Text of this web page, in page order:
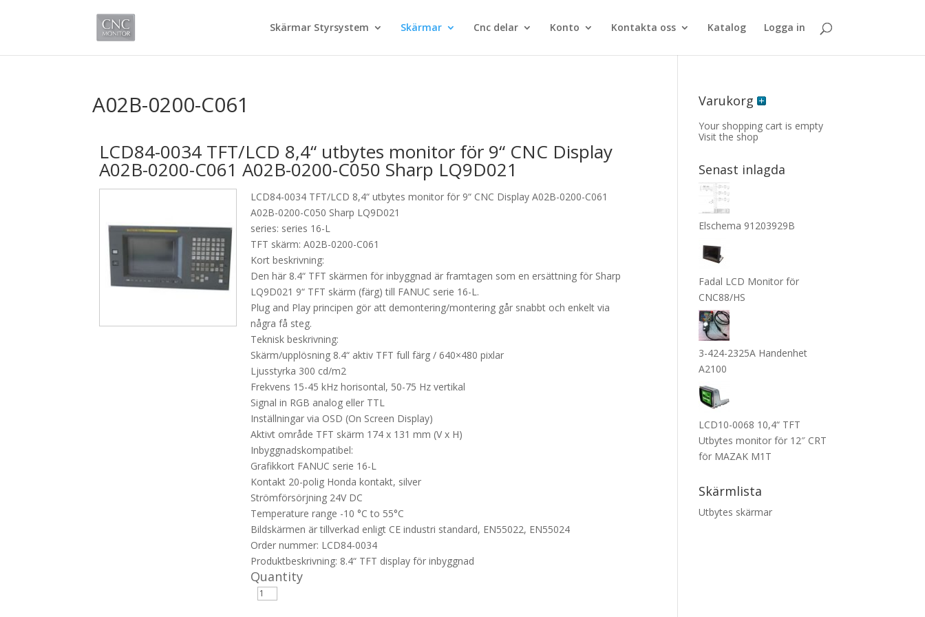
Skärmar Styrsystem Skärmar Cnc delar Konto Kontakta oss Katalog Logga in
A02B-0200-C061
LCD84-0034 TFT/LCD 8,4“ utbytes monitor för 9“ CNC Display
A02B-0200-C061 A02B-0200-C050 Sharp LQ9D021
LCD84-0034 TFT/LCD 8,4“ utbytes monitor för 9“ CNC Display A02B-0200-C061
A02B-0200-C050 Sharp LQ9D021
series: series 16-L
TFT skärm: A02B-0200-C061
Kort beskrivning:
Den här 8.4“ TFT skärmen för inbyggnad är framtagen som en ersättning för Sharp
LQ9D021 9“ TFT skärm (färg) till FANUC serie 16-L.
Plug and Play principen gör att demontering/montering går snabbt och enkelt via
några få steg.
Teknisk beskrivning:
Skärm/upplösning 8.4“ aktiv TFT full färg / 640×480 pixlar
Ljusstyrka 300 cd/m2
Frekvens 15-45 kHz horisontal, 50-75 Hz vertikal
Signal in RGB analog eller TTL
Inställningar via OSD (On Screen Display)
Aktivt område TFT skärm 174 x 131 mm (V x H)
Inbyggnadskompatibel:
Grafikkort FANUC serie 16-L
Kontakt 20-polig Honda kontakt, silver
Strömförsörjning 24V DC
Temperature range -10 °C to 55°C
Bildskärmen är tillverkad enligt CE industri standard, EN55022, EN55024
Order nummer: LCD84-0034
Produktbeskrivning: 8.4“ TFT display för inbyggnad
Quantity
Varukorg
Your shopping cart is empty
Visit the shop
Senast inlagda
Elschema 91203929B
Fadal LCD Monitor för
CNC88/HS
3-424-2325A Handenhet
A2100
LCD10-0068 10,4“ TFT
Utbytes monitor för 12″ CRT
för MAZAK M1T
Skärmlista
Utbytes skärmar